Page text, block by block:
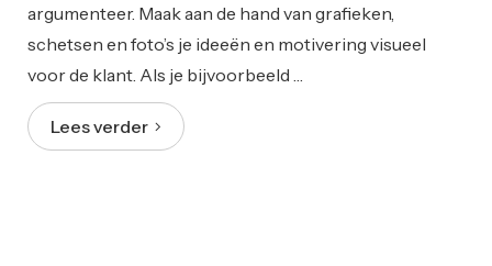
argumenteer. Maak aan de hand van grafieken,
schetsen en foto’s je ideeën en motivering visueel
voor de klant. Als je bijvoorbeeld …
Lees verder